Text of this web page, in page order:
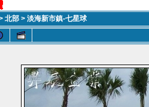
北部 > 淡海新市鎮-七星球